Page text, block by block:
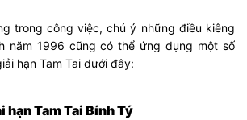
trong công việc, chú ý những điều kiêng
năm 1996 cũng có thể ứng dụng một số
hạn Tam Tai dưới đây:
hạn Tam Tai Bính Tý